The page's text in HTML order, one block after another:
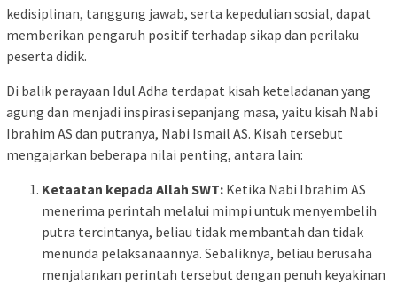
kedisiplinan, tanggung jawab, serta kepedulian sosial, dapat
memberikan pengaruh positif terhadap sikap dan perilaku
peserta didik.
Di balik perayaan Idul Adha terdapat kisah keteladanan yang
agung dan menjadi inspirasi sepanjang masa, yaitu kisah Nabi
Ibrahim AS dan putranya, Nabi Ismail AS. Kisah tersebut
mengajarkan beberapa nilai penting, antara lain:
Ketaatan kepada Allah SWT: Ketika Nabi Ibrahim AS
menerima perintah melalui mimpi untuk menyembelih
putra tercintanya, beliau tidak membantah dan tidak
menunda pelaksanaannya. Sebaliknya, beliau berusaha
menjalankan perintah tersebut dengan penuh keyakinan